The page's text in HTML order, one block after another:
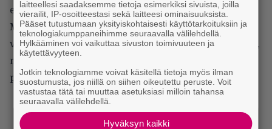
ehkä kaikkein tunnetuin Little Angels -hitti Too
Much, Too Young, joka irrotti jengistä ne
viimeisetkin mehut. Keikka oli kouluesimerkki siitä,
miten bändin lavalla aikaan saama hyvä fiilis voi
parhaimmillaan tarttua yleisöön.
laitteellesi saadaksemme tietoja esimerkiksi sivuista, joilla
vierailit, IP-osoitteestasi sekä laitteesi ominaisuuksista.
Pääset tutustumaan yksityiskohtaisesti käyttötarkoituksiin ja
teknologiakumppaneihimme seuraavalla välilehdellä.
Hylkääminen voi vaikuttaa sivuston toimivuuteen ja
käytettävyyteen.
Jotkin teknologiamme voivat käsitellä tietoja myös ilman
suostumusta, jos niillä on siihen oikeutettu peruste. Voit
vastustaa tätä tai muuttaa asetuksiasi milloin tahansa
seuraavalla välilehdellä.
Hyväksyn kaikki